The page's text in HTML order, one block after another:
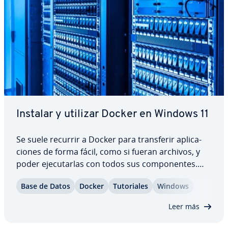
Instalar y utilizar Docker en Windows 11
Se suele recurrir a Docker para tra­n­s­fe­rir apli­ca­
cio­nes de forma fácil, como si fueran archivos, y
poder eje­cu­tar­las con todos sus co­m­po­ne­n­tes.
permite ejecutar apli­ca­cio­nes en co­n­te­ne­do­res
Base de Datos Docker Tu­to­ria­les Windows
Leer más